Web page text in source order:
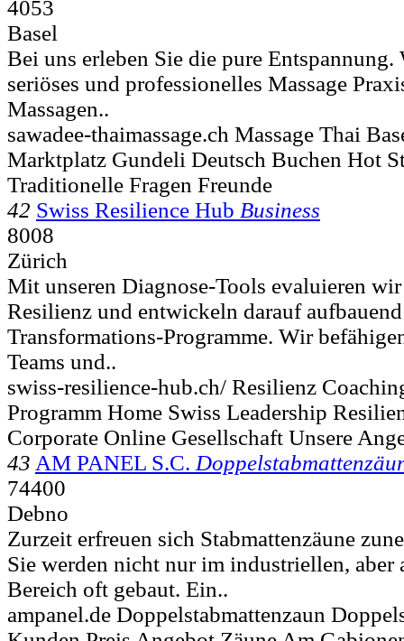
4053
Basel
Bei uns erleben Sie die pure
seriöses und professionelles Massage
Massagen..
sawadee-thaimassage.ch Massage Thai
Marktplatz Gundeli Deutsch Buchen Hot
Traditionelle Fragen Freunde
42 Swiss Resilience Hub Business
8008
Zürich
Mit unseren Diagnose-Tools evaluieren
Resilienz und entwickeln darauf
Transformations-Programme. Wir
Teams und..
swiss-resilience-hub.ch/ Resilienz
Programm Home Swiss Leadership
Corporate Online Gesellschaft Unsere
43 AM PANEL S.C.
74400
Debno
Zurzeit erfreuen sich Stabmattenzäune
Sie werden nicht nur im industriellen, aber
Bereich oft gebaut. Ein..
ampanel.de Doppelstabmattenzaun